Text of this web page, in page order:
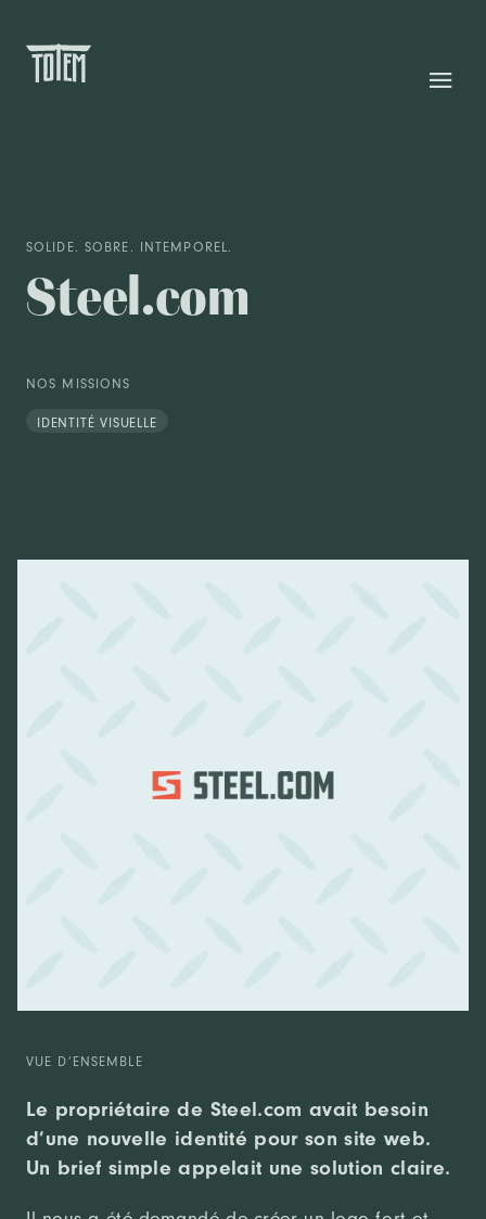
SOLIDE. SOBRE. INTEMPOREL.
Steel.com
NOS MISSIONS
IDENTITÉ VISUELLE
VUE D’ENSEMBLE
Le propriétaire de Steel.com avait besoin
d’une nouvelle identité pour son site web.
Un brief simple appelait une solution claire.